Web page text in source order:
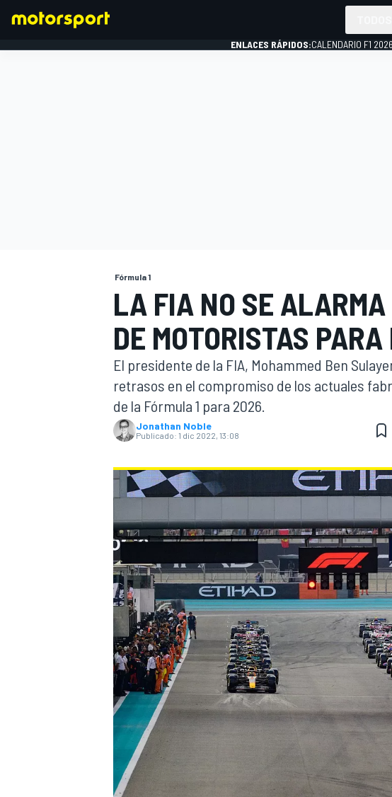
INDYCAR
MOTOGP
NASCAR CUP
ENLACES RÁPIDOS:CALENDARIO F1 2026
Fórmula 1
LA FIA NO SE
DE MOTORISTAS
El presidente de la FIA, Mohammed Ben
retrasos en el compromiso de los actuales
de la Fórmula 1 para 2026.
Jonathan Noble
Publicado: 1 dic 2022, 13:08